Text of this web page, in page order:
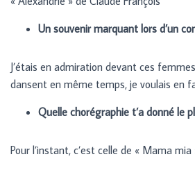
Un souvenir marquant lors d’un
J’étais en admiration devant ces
dansent en même temps, je voulais en
Quelle chorégraphie t’a donné le
Pour l’instant, c’est celle de « Mama mia